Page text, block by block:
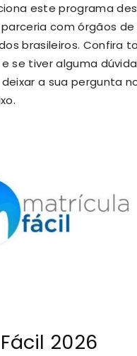
este programa
com órgãos de
brasileiros. Confira
se tiver alguma
a sua pergunta
2026